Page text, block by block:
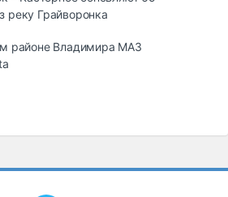
реку Грайворонка
районе Владимира МАЗ